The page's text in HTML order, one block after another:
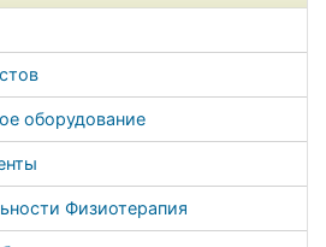
оборудование
Физиотерапия